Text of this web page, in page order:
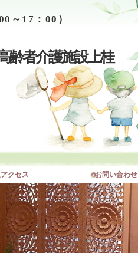
齢者介護施設上桂
17：00）
ク​セ​ス​ お​問​い​合​わ​せ​